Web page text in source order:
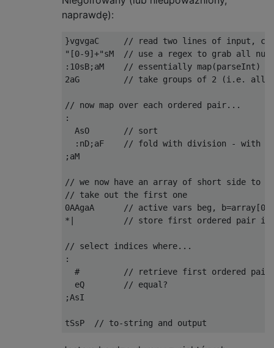
naprawdę):
}vgvgaC     // read two lines of input,
"[0-9]+"sM  // use a regex to grab all
:10sB;aM    // essentially map(parseInt)
2aG         // take groups of 2 (i.e. all
// now map over each ordered pair...
:
  AsO       // sort
:nD;aF    // fold with division - with
;aM
// we now have an array of short side to
// take out the first one
0AAgaA      // active vars beg,
*|          // store first ordered pair in
// select indices where...
:
  #         // retrieve first ordered pair
  eQ        // equal?
;AsI